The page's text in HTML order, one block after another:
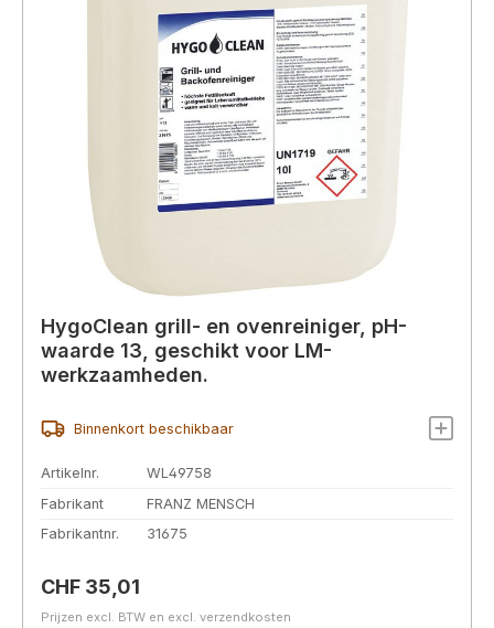
HygoClean grill- en ovenreiniger, pH-
waarde 13, geschikt voor LM-
werkzaamheden.
Binnenkort beschikbaar
Artikelnr.
WL49758
Fabrikant
FRANZ MENSCH
Fabrikantnr.
31675
Normale prijs:
CHF 35,01
Prijzen excl. BTW en excl. verzendkosten